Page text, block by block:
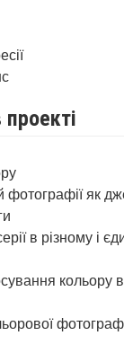
фотографії як
в різному і
кольору